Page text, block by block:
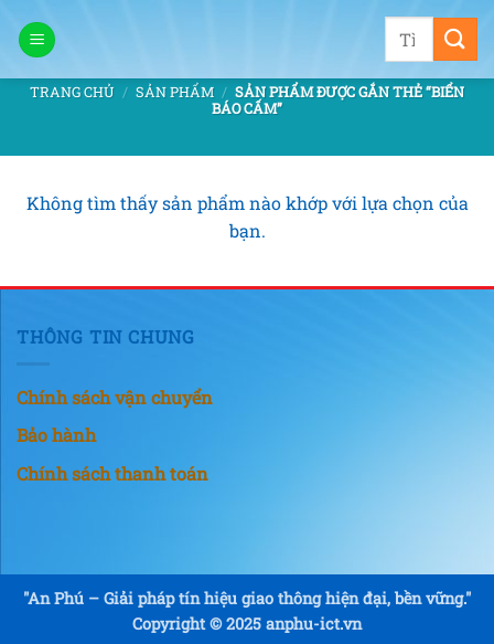
qua
dung
Tìm
TRANG CHỦ / SẢN PHẨM / SẢN PHẨM ĐƯỢC GẮN THẺ “BIỂN
BÁO CẤM”
Không tìm thấy sản phẩm nào khớp với lựa chọn của
bạn.
THÔNG TIN CHUNG
Chính sách vận chuyển
Bảo hành
Chính sách thanh toán
"An Phú – Giải pháp tín hiệu giao thông hiện đại, bền vững."
Copyright © 2025 anphu-ict.vn